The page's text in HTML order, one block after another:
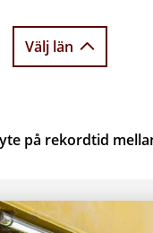
Välj län
på rekordtid